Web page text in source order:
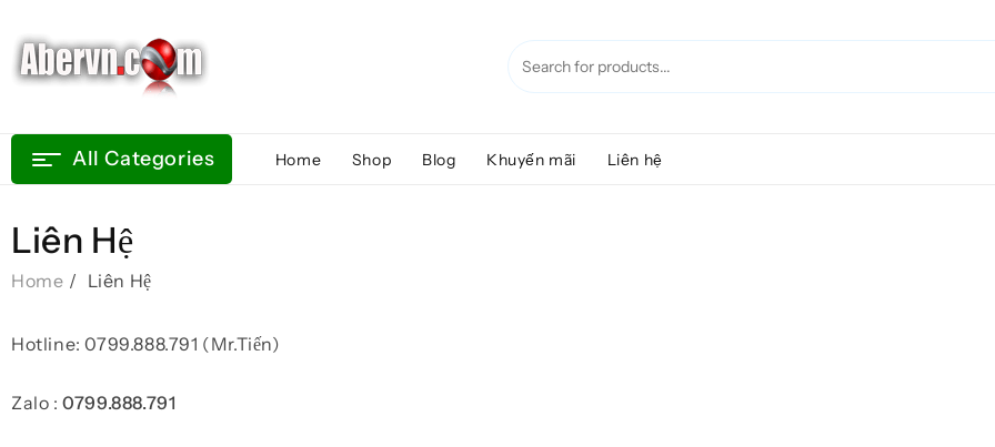
content
All Categories Home Shop Blog Khuyến mãi Liên hệ
Liên Hệ
Home Liên Hệ
Hotline: 0799.888.791 (Mr.Tiến)
Zalo :0799.888.791